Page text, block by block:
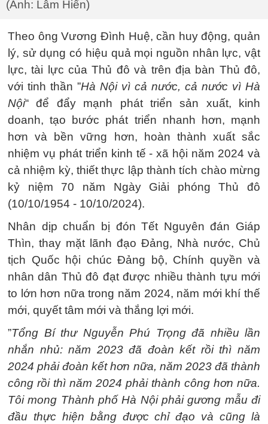
(Ảnh: Lâm Hiển)
Theo ông Vương Đình Huệ, cần huy động, quản
lý, sử dụng có hiệu quả mọi nguồn nhân lực, vật
lực, tài lực của Thủ đô và trên địa bàn Thủ đô,
với tinh thần ”Hà Nội vì cả nước, cả nước vì Hà
Nội“ để đẩy mạnh phát triển sản xuất, kinh
doanh, tạo bước phát triển nhanh hơn, mạnh
hơn và bền vững hơn, hoàn thành xuất sắc
nhiệm vụ phát triển kinh tế - xã hội năm 2024 và
cả nhiệm kỳ, thiết thực lập thành tích chào mừng
kỷ niệm 70 năm Ngày Giải phóng Thủ đô
(10/10/1954 - 10/10/2024).
Nhân dịp chuẩn bị đón Tết Nguyên đán Giáp
Thìn, thay mặt lãnh đạo Đảng, Nhà nước, Chủ
tịch Quốc hội chúc Đảng bộ, Chính quyền và
nhân dân Thủ đô đạt được nhiều thành tựu mới
to lớn hơn nữa trong năm 2024, năm mới khí thế
mới, quyết tâm mới và thắng lợi mới.
”Tổng Bí thư Nguyễn Phú Trọng đã nhiều lần
nhắn nhủ: năm 2023 đã đoàn kết rồi thì năm
2024 phải đoàn kết hơn nữa, năm 2023 đã thành
công rồi thì năm 2024 phải thành công hơn nữa.
Tôi mong Thành phố Hà Nội phải gương mẫu đi
đầu thực hiện bằng được chỉ đạo và cũng là